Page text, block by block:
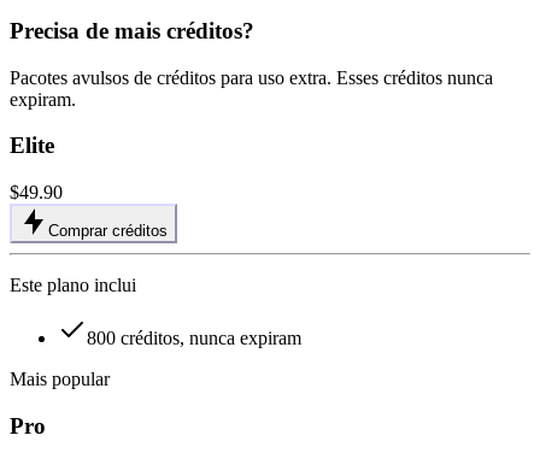
Precisa de mais créditos?
Pacotes avulsos de créditos para uso extra. Esses créditos nunca
expiram.
Elite
$49.90
Comprar créditos
Este plano inclui
800 créditos, nunca expiram
Mais popular
Pro